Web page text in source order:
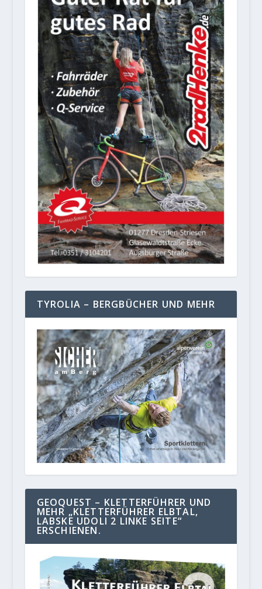
TYROLIA – BERGBÜCHER UND MEHR
GEOQUEST – KLETTERFÜHRER UND
MEHR „KLETTERFÜHRER ELBTAL,
LABSKE UDOLI 2 LINKE SEITE“
ERSCHIENEN.